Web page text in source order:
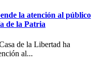
la atención al público
de la Patria
de la Libertad ha
al...